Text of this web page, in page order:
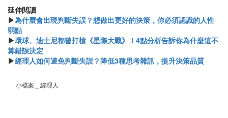
延伸閱讀
▶為什麼會出現判斷失誤？想做出更好的決策，你必須認識的人性
弱點
▶環球、迪士尼都曾打槍《星際大戰》！4點分析告訴你為什麼這不
算錯誤決定
▶經理人如何避免判斷失誤？降低3種思考雜訊，提升決策品質
小檔案＿經理人